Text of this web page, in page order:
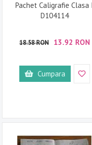
Pachet Caligrafie Clasa I
D104114
18.58 RON 13.92 RON
Cumpara